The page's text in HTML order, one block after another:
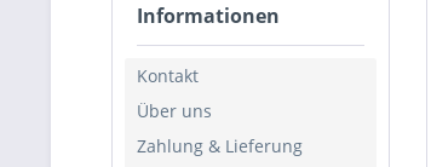
Informationen
Kontakt
Über uns
Zahlung & Lieferung